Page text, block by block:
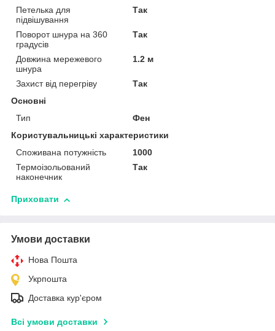
Петелька для
підвішування
Так
Поворот шнура на 360
градусів
Так
Довжина мережевого
шнура
1.2 м
Захист від перегріву
Так
Основні
Тип
Фен
Користувальницькі характеристики
Споживана потужність
1000
Термоізольований
наконечник
Так
Приховати
Умови доставки
Нова Пошта
Укрпошта
Доставка кур'єром
Всі умови доставки